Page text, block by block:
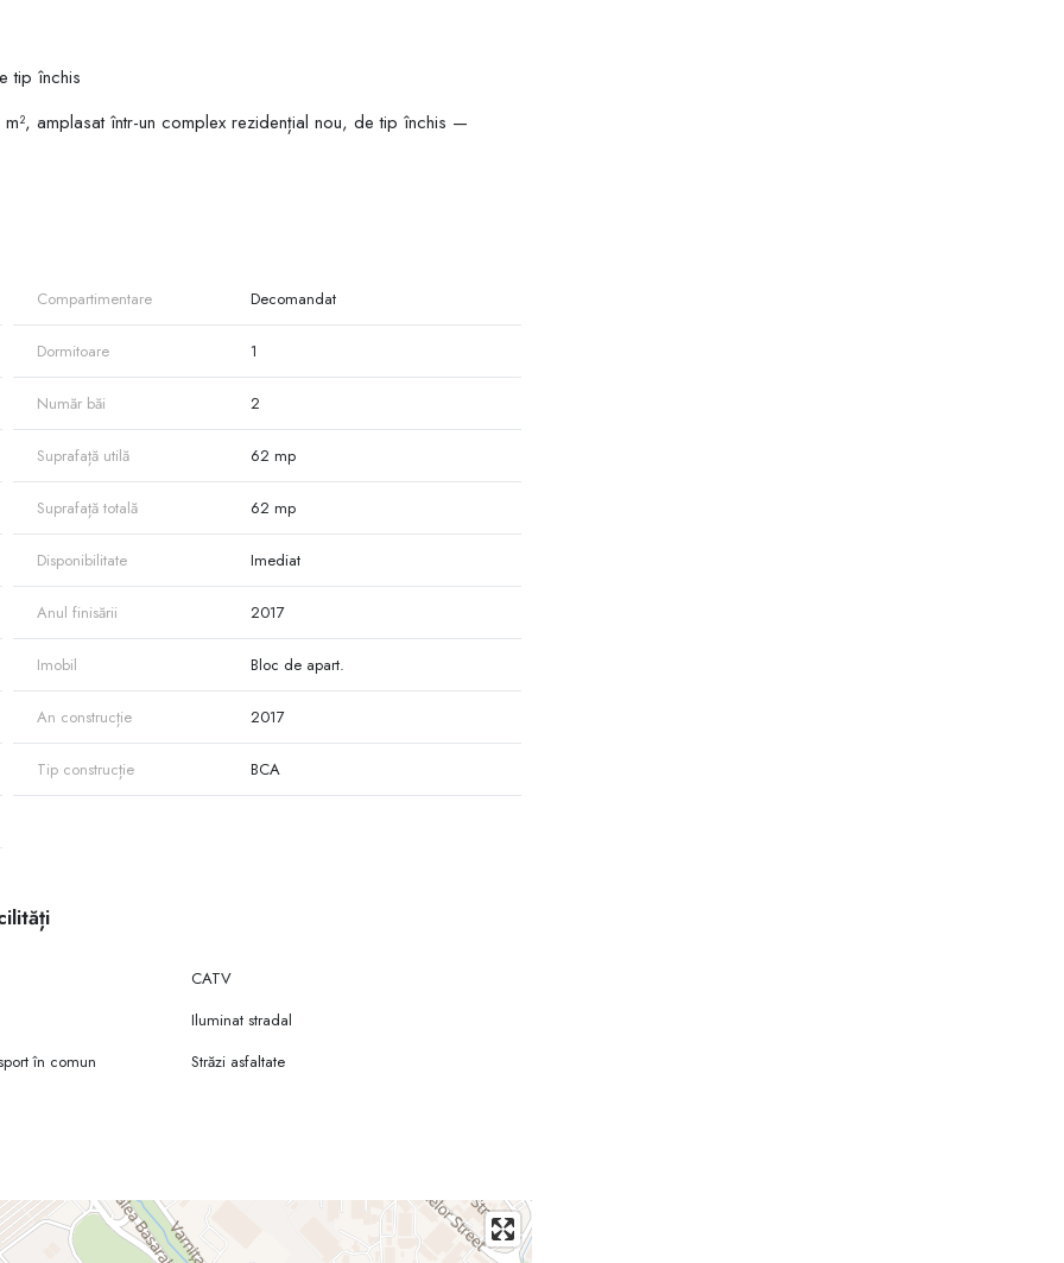
tip închis
amplasat într-un complex rezidențial nou, de tip închis —
Compartimentare Decomandat
Dormitoare 1
Număr băi 2
Suprafață utilă 62 mp
Suprafață totală 62 mp
Disponibilitate Imediat
Anul finisării 2017
Imobil Bloc de apart.
An construcție 2017
Tip construcție BCA
CATV
Iluminat stradal
în comun
Străzi asfaltate